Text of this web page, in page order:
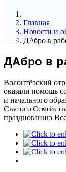
Главная
Новости и
ДАбро в
ДАбро в
Волонтёрский
оказали помощь
и начального
Святого
празднованию